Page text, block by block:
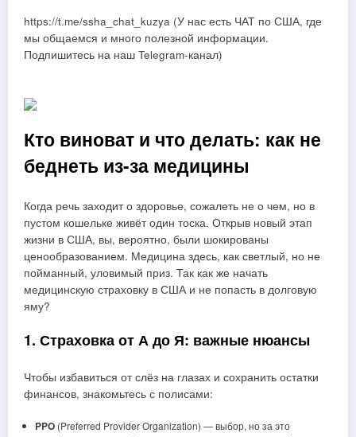
https://t.me/ssha_chat_kuzya (У нас есть ЧАТ по США, где
мы общаемся и много полезной информации.
Подпишитесь на наш Telegram-канал)
Кто виноват и что делать: как не
беднеть из-за медицины
Когда речь заходит о здоровье, сожалеть не о чем, но в
пустом кошельке живёт один тоска. Открыв новый этап
жизни в США, вы, вероятно, были шокированы
ценообразованием. Медицина здесь, как светлый, но не
пойманный, уловимый приз. Так как же начать
медицинскую страховку в США и не попасть в долговую
яму?
1. Страховка от А до Я: важные нюансы
Чтобы избавиться от слёз на глазах и сохранить остатки
финансов, знакомьтесь с полисами:
PPO(Preferred Provider Organization) — выбор, но за это